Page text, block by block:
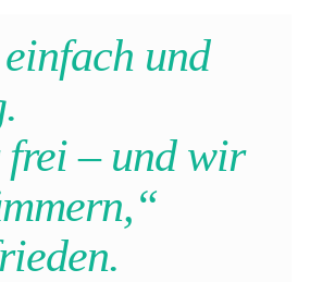
und
– und wir